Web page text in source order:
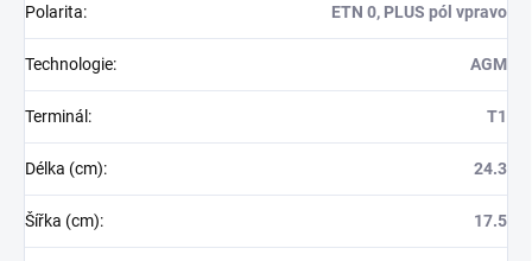
Polarita: ETN 0, PLUS pól vpravo
Technologie: AGM
Terminál : T1
Délka (cm): 24.3
Šířka (cm): 17.5